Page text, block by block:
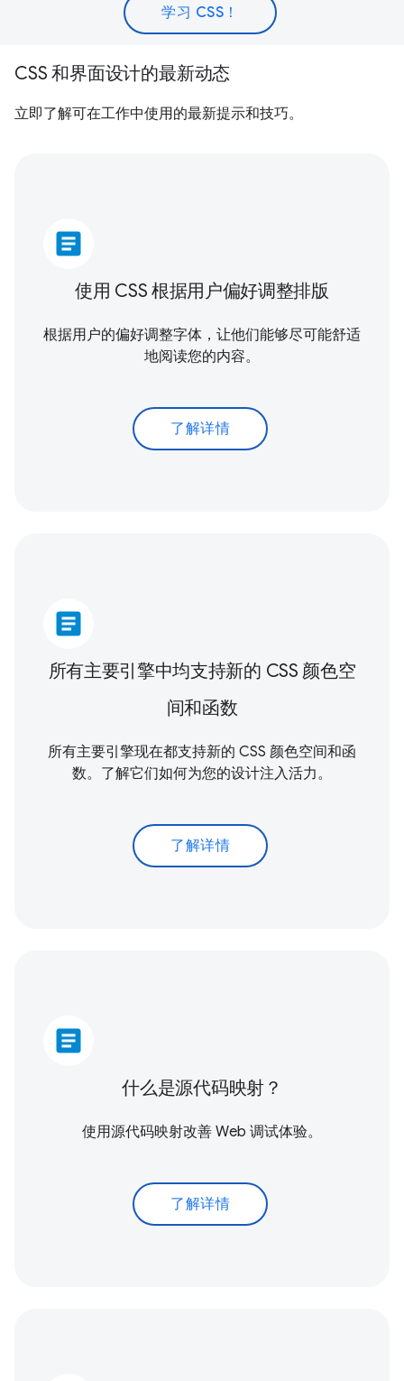
学习 CSS！
CSS 和界面设计的最新动态
立即了解可在工作中使用的最新提示和技巧。
article
使用 CSS 根据用户偏好调整排版
根据用户的偏好调整字体，让他们能够尽可能舒适
地阅读您的内容。
了解详情
article
所有主要引擎中均支持新的 CSS 颜色空
间和函数
所有主要引擎现在都支持新的 CSS 颜色空间和函
数。了解它们如何为您的设计注入活力。
了解详情
article
什么是源代码映射？
使用源代码映射改善 Web 调试体验。
了解详情